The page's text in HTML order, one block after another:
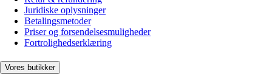
Juridiske oplysninger
Betalingsmetoder
Priser og forsendelsesmuligheder
Fortrolighedserklæring
Vores butikker